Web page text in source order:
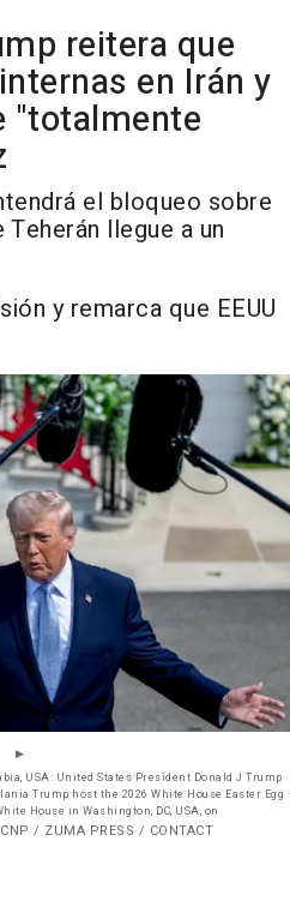
reitera que
en Irán y
"totalmente
el bloqueo sobre
llegue a un
y remarca que EEUU
USA: United States President Donald J Trump
Trump host the 2026 White House Easter Egg
House in Washington, DC, USA, on
/ ZUMA PRESS / CONTACT